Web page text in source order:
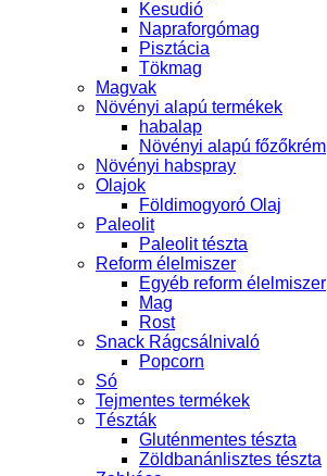
Kesudió
Napraforgómag
Pisztácia
Tökmag
Magvak
Növényi alapú termékek
habalap
Növényi alapú főzőkrém
Növényi habspray
Olajok
Földimogyoró Olaj
Paleolit
Paleolit tészta
Reform élelmiszer
Egyéb reform élelmiszer
Mag
Rost
Snack Rágcsálnivaló
Popcorn
Só
Tejmentes termékek
Tészták
Gluténmentes tészta
Zöldbanánlisztes tészta